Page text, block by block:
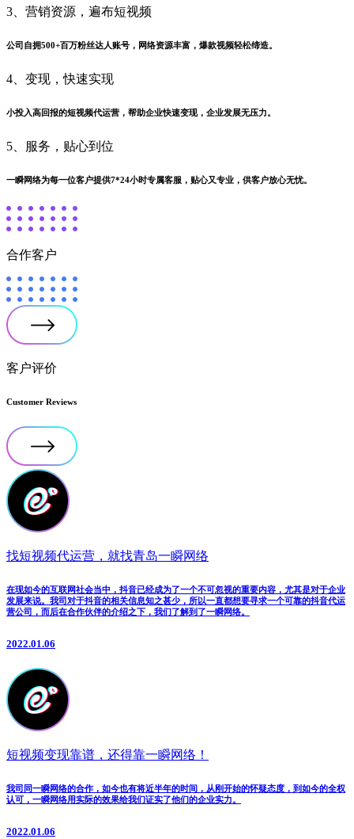
3、营销资源，遍布短视频
公司自拥500+百万粉丝达人账号，网络资源丰富，爆款视频轻松缔造。
4、变现，快速实现
小投入高回报的短视频代运营，帮助企业快速变现，企业发展无压力。
5、服务，贴心到位
一瞬网络为每一位客户提供7*24小时专属客服，贴心又专业，供客户放心无忧。
合作客户
客户评价
Customer Reviews
找短视频代运营，就找青岛一瞬网络
在现如今的互联网社会当中，抖音已经成为了一个不可忽视的重要内容，尤其是对于企业
发展来说。我司对于抖音的相关信息知之甚少，所以一直都想要寻求一个可靠的抖音代运
营公司，而后在合作伙伴的介绍之下，我们了解到了一瞬网络。
2022.01.06
短视频变现靠谱，还得靠一瞬网络！
我司同一瞬网络的合作，如今也有将近半年的时间，从刚开始的怀疑态度，到如今的全权
认可，一瞬网络用实际的效果给我们证实了他们的企业实力。
2022.01.06